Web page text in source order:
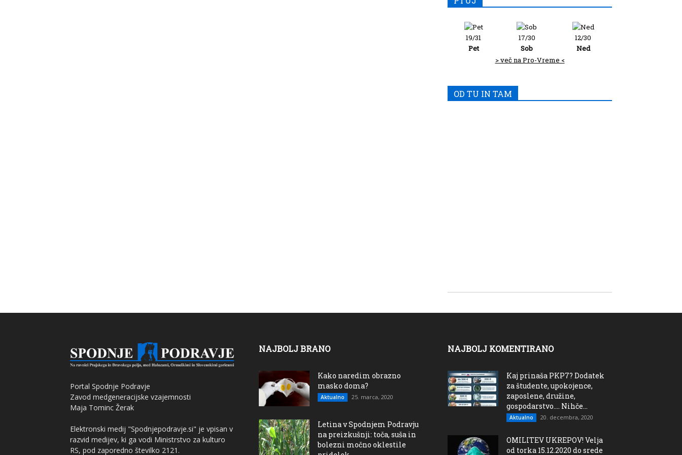
19/31
Pet
17/30
Sob
12/30
Ned
> več na Pro-Vreme <
OD TU IN TAM
Portal Spodnje Podravje
Zavod medgeneracijske vzajemnosti
Maja Tominc Žerak
Elektronski medij "Spodnjepodravje.si" je vpisan v
razvid medijev, ki ga vodi Ministrstvo za kulturo
RS, pod zaporedno številko 2121.
NAJBOLJ BRANO
Kako naredim obrazno
masko doma?
Aktualno 25. marca, 2020
Letina v Spodnjem Podravju
na preizkušnji: toča, suša in
bolezni močno oklestile
NAJBOLJ KOMENTIRANO
Kaj prinaša PKP7? Dodatek
za študente, upokojence,
zaposlene, družine,
gospodarstvo…. Nihče...
Aktualno 20. decembra, 2020
OMILITEV UKREPOV! Velja
od torka 15.12.2020 do srede